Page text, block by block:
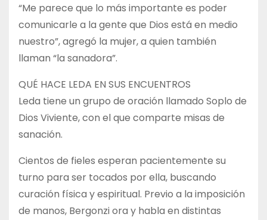
“Me parece que lo más importante es poder
comunicarle a la gente que Dios está en medio
nuestro”, agregó la mujer, a quien también
llaman “la sanadora”.
QUÉ HACE LEDA EN SUS ENCUENTROS
Leda tiene un grupo de oración llamado Soplo de
Dios Viviente, con el que comparte misas de
sanación.
Cientos de fieles esperan pacientemente su
turno para ser tocados por ella, buscando
curación física y espiritual. Previo a la imposición
de manos, Bergonzi ora y habla en distintas